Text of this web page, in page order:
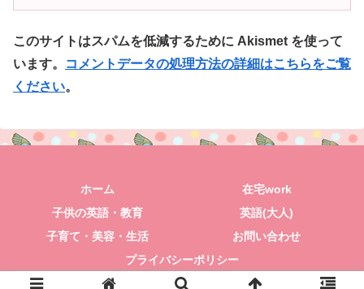
このサイトはスパムを低減するために Akismet を使って
います。
コメントデータの処理方法の詳細はこちらをご覧
ください。
ホーム
在宅work
子供の英語・教育
英語(大人)
子育て・美容・生活
お問い合わせ
プライバシーポリシー